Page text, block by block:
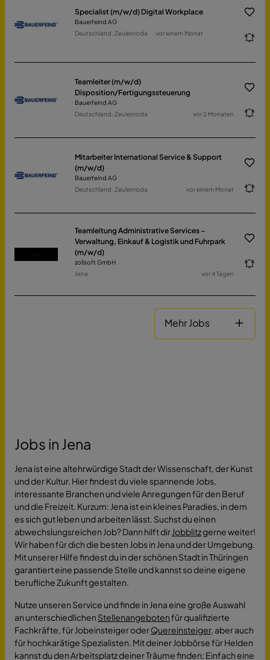
Specialist (m/w/d) Digital Workplace
Bauerfeind AG
Deutschland, Zeulenroda
vor einem Monat
Teamleiter (m/w/d)
Disposition/Fertigungssteuerung
Bauerfeind AG
Deutschland, Zeulenroda
vor 2 Monaten
Mitarbeiter International Service & Support
(m/w/d)
Bauerfeind AG
Deutschland, Zeulenroda
vor einem Monat
Teamleitung Administrative Services –
Verwaltung, Einkauf & Logistik und Fuhrpark
(m/w/d)
zollsoft GmbH
Jena
vor 4 Tagen
Mehr Jobs
Jobs in Jena
Jena ist eine altehrwürdige Stadt der Wissenschaft, der Kunst
und der Kultur. Hier findest du viele spannende Jobs,
interessante Branchen und viele Anregungen für den Beruf
und die Freizeit. Kurzum: Jena ist ein kleines Paradies, in dem
es sich gut leben und arbeiten lässt. Suchst du einen
abwechslungsreichen Job? Dann hilft dir Jobblitzgerne weiter!
Wir haben für dich die besten Jobs in Jena und der Umgebung.
Mit unserer Hilfe findest du in der schönen Stadt in Thüringen
garantiert eine passende Stelle und kannst so deine eigene
berufliche Zukunft gestalten.
Nutze unseren Service und finde in Jena eine große Auswahl
an unterschiedlichen Stellenangebotenfür qualifizierte
Fachkräfte, für Jobeinsteiger oderQuereinsteiger, aber auch
für hochkarätige Spezialisten. Mit deiner Jobbörse für Helden
kannst du den Arbeitsplatz deiner Träume finden: Einfach eine